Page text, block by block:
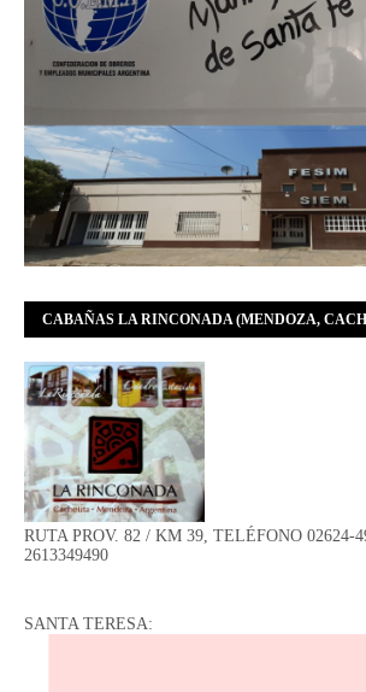
CABAÑAS LA RINCONADA (MENDOZA,
RUTA PROV. 82 / KM 39, TELÉFONO 02624-
2613349490
SANTA TERESA: